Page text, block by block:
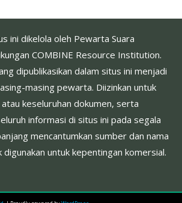
ini dikelola oleh Pewarta Suara
COMBINE Resource Institution.
dipublikasikan dalam situs ini menjadi
masing pewarta. Diizinkan untuk
keseluruhan dokumen, serta
informasi di situs ini pada segala
mencantumkan sumber dan nama
untuk kepentingan komersial.